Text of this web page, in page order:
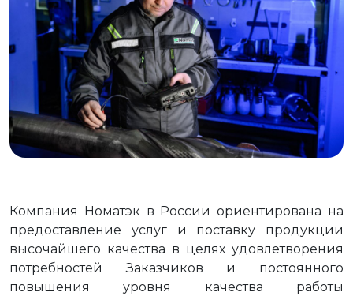
Компания Номатэк в России ориентирована на
предоставление услуг и поставку продукции
высочайшего качества в целях удовлетворения
потребностей Заказчиков и постоянного
повышения уровня качества работы